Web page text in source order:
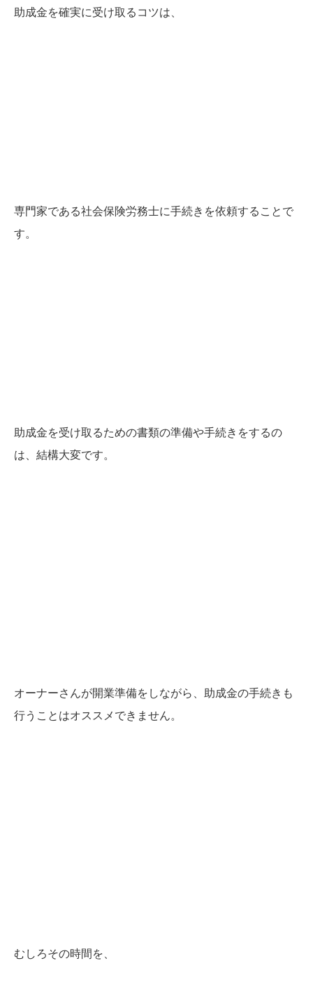
助成金を確実に受け取るコツは、
専門家である社会保険労務士に手続きを依頼することで
す。
助成金を受け取るための書類の準備や手続きをするの
は、結構大変です。
オーナーさんが開業準備をしながら、助成金の手続きも
行うことはオススメできません。
むしろその時間を、